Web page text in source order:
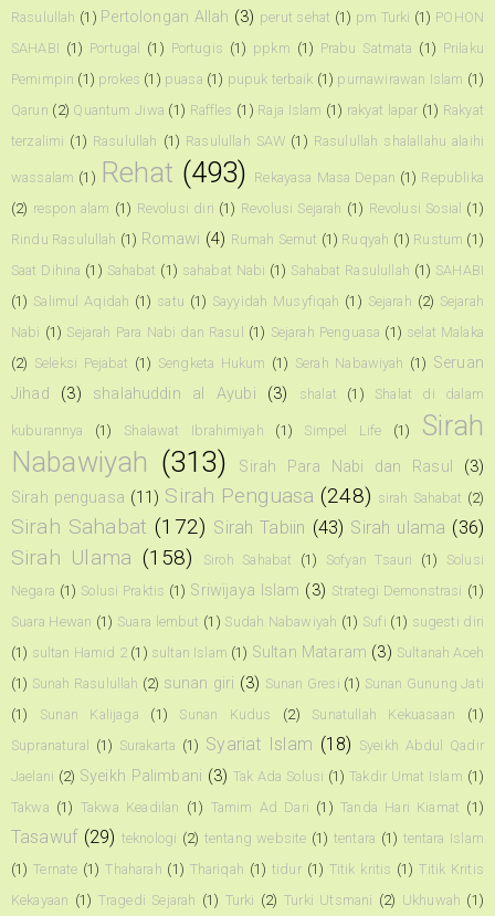
Rasulullah (1) Pertolongan Allah (3) perut sehat (1) pm Turki (1) POHON
SAHABI (1) Portugal (1) Portugis (1) ppkm (1) Prabu Satmata (1) Prilaku
Pemimpin (1) prokes (1) puasa (1) pupuk terbaik (1) purnawirawan Islam (1)
Qarun (2) Quantum Jiwa (1) Raffles (1) Raja Islam (1) rakyat lapar (1) Rakyat
terzalimi (1) Rasulullah (1) Rasulullah SAW (1) Rasulullah shalallahu alaihi
wassalam (1) Rehat (493) Rekayasa Masa Depan (1) Republika
(2) respon alam (1) Revolusi diri (1) Revolusi Sejarah (1) Revolusi Sosial (1)
Rindu Rasulullah (1) Romawi (4) Rumah Semut (1) Ruqyah (1) Rustum (1)
Saat Dihina (1) Sahabat (1) sahabat Nabi (1) Sahabat Rasulullah (1) SAHABI
(1) Salimul Aqidah (1) satu (1) Sayyidah Musyfiqah (1) Sejarah (2) Sejarah
Nabi (1) Sejarah Para Nabi dan Rasul (1) Sejarah Penguasa (1) selat Malaka
(2) Seleksi Pejabat (1) Sengketa Hukum (1) Serah Nabawiyah (1) Seruan
Jihad
(3) shalahuddin al Ayubi (3) shalat (1) Shalat di dalam
kuburannya (1) Shalawat Ibrahimiyah (1) Simpel Life (1)
Sirah
Nabawiyah (313) Sirah Para Nabi dan Rasul
(3)
Sirah penguasa (11) Sirah Penguasa (248) sirah Sahabat (2)
Sirah Sahabat (172) Sirah Tabiin (43) Sirah ulama (36)
Sirah Ulama (158) Siroh Sahabat (1) Sofyan Tsauri (1)
Solusi
Negara (1) Solusi Praktis (1) Sriwijaya Islam (3) Strategi Demonstrasi (1)
Suara Hewan (1) Suara lembut (1) Sudah Nabawiyah (1) Sufi (1) sugesti diri
(1) sultan Hamid 2 (1) sultan Islam (1) Sultan Mataram (3) Sultanah Aceh
(1) Sunah Rasulullah (2) sunan giri (3) Sunan Gresi (1) Sunan Gunung Jati
(1)
Sunan Kalijaga (1) Sunan Kudus (2) Sunatullah Kekuasaan
(1)
Supranatural
(1) Surakarta (1) Syariat Islam (18) Syeikh Abdul Qadir
Jaelani (2) Syeikh Palimbani (3) Tak Ada Solusi (1) Takdir Umat Islam (1)
Takwa (1) Takwa Keadilan (1) Tamim Ad Dari (1) Tanda Hari Kiamat (1)
Tasawuf (29) teknologi (2) tentang website (1) tentara (1) tentara Islam
(1) Ternate (1) Thaharah (1) Thariqah (1) tidur (1) Titik kritis (1) Titik Kritis
Kekayaan (1) Tragedi Sejarah (1) Turki (2) Turki Utsmani (2) Ukhuwah (1)